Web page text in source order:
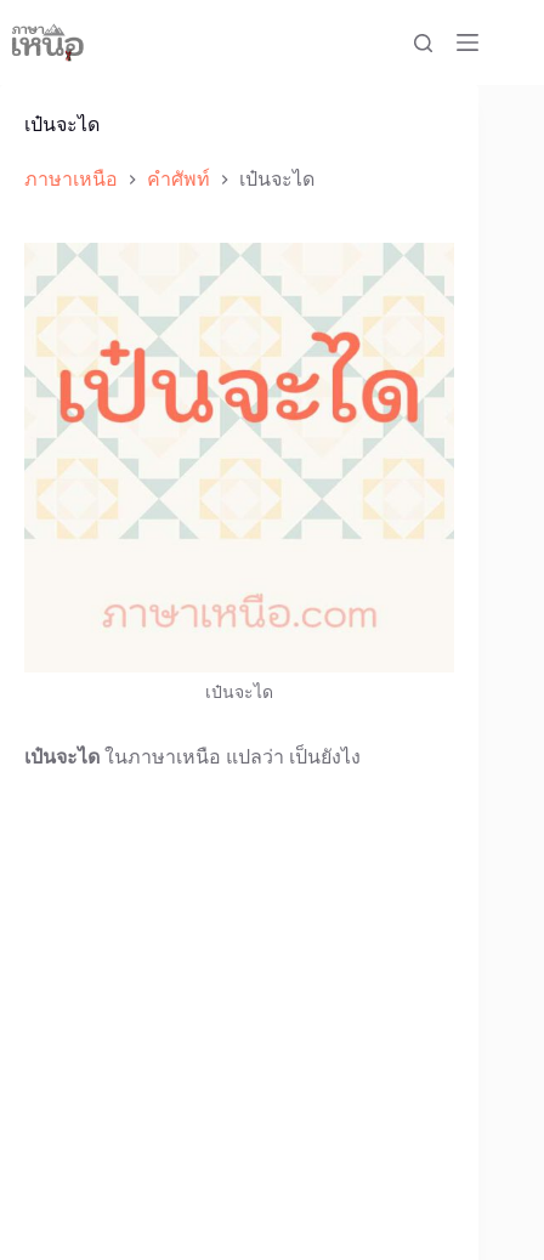
to
content
เป๋นจะได
ภาษาเหนือ คำศัพท์ เป๋นจะได
เป๋นจะได
เป๋นจะได ในภาษาเหนือ แปลว่า เป็นยังไง